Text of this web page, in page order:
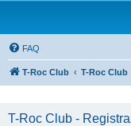
FAQ
T-Roc Club T-Roc Club
T-Roc Club -